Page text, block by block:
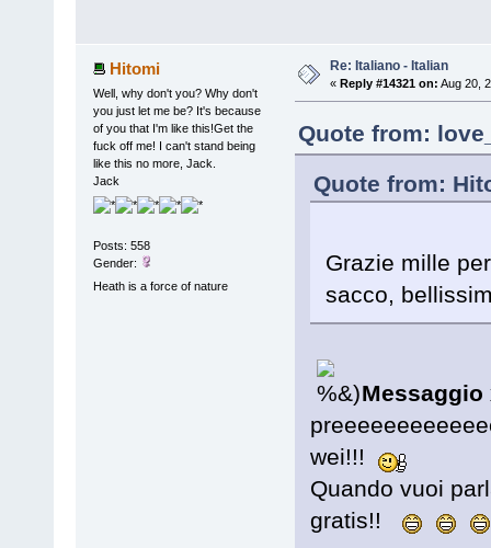
Hitomi
Well, why don't you? Why don't
you just let me be? It's because
of you that I'm like this!Get the
fuck off me! I can't stand being
like this no more, Jack.
Jack
Posts: 558
Gender:
Heath is a force of nature
Re: Italiano - Italian
« Reply #14321 on: Aug 20,
Quote from:
Quote from:
Grazie mille
sacco,
wei!!!
Quando vuoi
gratis!!